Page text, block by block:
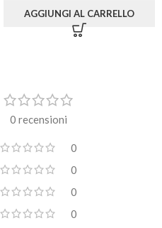
AGGIUNGI AL CARRELLO
0 recensioni
0
0
0
0